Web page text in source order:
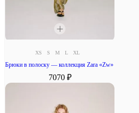
XS S M L XL
Брюки в полоску — коллекция Zara «Zw»
7070 ₽